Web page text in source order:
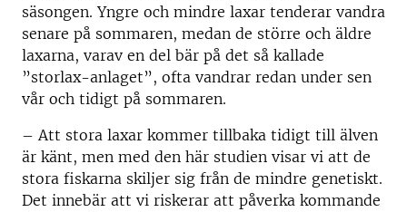
säsongen. Yngre och mindre laxar tenderar vandra
senare på sommaren, medan de större och äldre
laxarna, varav en del bär på det så kallade
”storlax-anlaget”, ofta vandrar redan under sen
vår och tidigt på sommaren.
– Att stora laxar kommer tillbaka tidigt till älven
är känt, men med den här studien visar vi att de
stora fiskarna skiljer sig från de mindre genetiskt.
Det innebär att vi riskerar att påverka kommande